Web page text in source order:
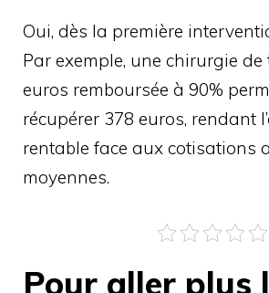
Oui, dès la première
Par exemple, une chirurgie
euros remboursée à 90%
récupérer 378 euros, rendant
rentable face aux cotisations
moyennes.
Pour aller plus